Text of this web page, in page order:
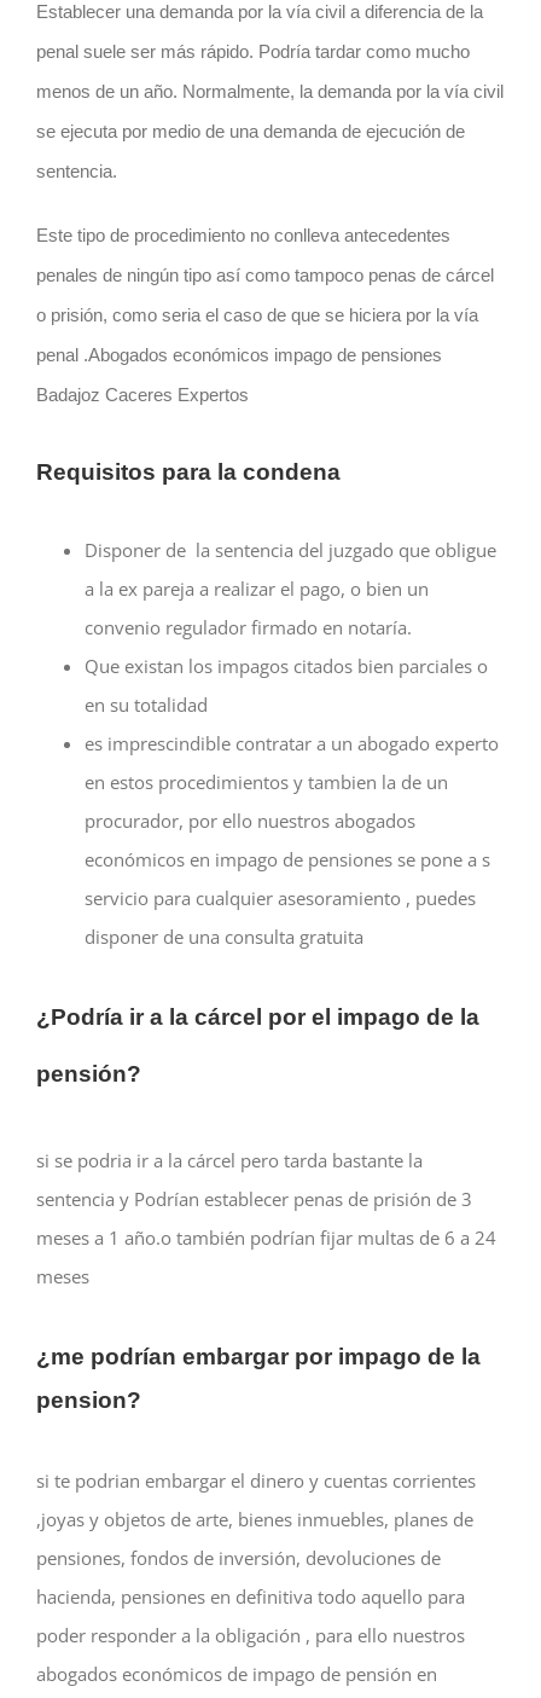
Establecer una demanda por la vía civil a diferencia de la
penal suele ser más rápido. Podría tardar como mucho
menos de un año. Normalmente, la demanda por la vía civil
se ejecuta por medio de una demanda de ejecución de
sentencia.
Este tipo de procedimiento no conlleva antecedentes
penales de ningún tipo así como tampoco penas de cárcel
o prisión, como seria el caso de que se hiciera por la vía
penal .Abogados económicos impago de pensiones
Badajoz Caceres Expertos
Requisitos para la condena
Disponer de la sentencia del juzgado que obligue
a la ex pareja a realizar el pago, o bien un
convenio regulador firmado en notaría.
Que existan los impagos citados bien parciales o
en su totalidad
es imprescindible contratar a un abogado experto
en estos procedimientos y tambien la de un
procurador, por ello nuestros abogados
económicos en impago de pensiones se pone a s
servicio para cualquier asesoramiento , puedes
disponer de una consulta gratuita
¿Podría ir a la cárcel por el impago de la
pensión?
si se podria ir a la cárcel pero tarda bastante la
sentencia y Podrían establecer penas de prisión de 3
meses a 1 año.o también podrían fijar multas de 6 a 24
meses
¿me podrían embargar por impago de la
pension?
si te podrian embargar el dinero y cuentas corrientes
,joyas y objetos de arte, bienes inmuebles, planes de
pensiones, fondos de inversión, devoluciones de
hacienda, pensiones en definitiva todo aquello para
poder responder a la obligación , para ello nuestros
abogados económicos de impago de pensión en